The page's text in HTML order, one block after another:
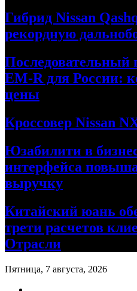
Гибрид Nissan
рекордную
Последовательный
EM-R для России:
цены
Кроссовер Nissan
Юзабилити в
интерфейса
выручку
Китайский юань
трети расчетов
Отрасли
Пятница, 7 августа, 2026